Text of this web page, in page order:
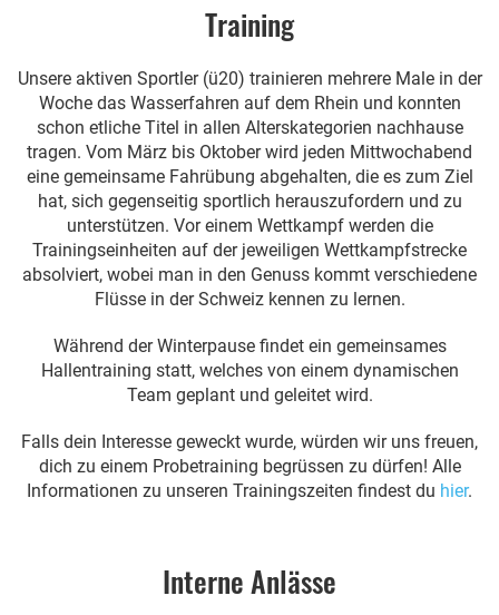
Training
Unsere aktiven Sportler (ü20) trainieren mehrere Male in der
Woche das Wasserfahren auf dem Rhein und konnten
schon etliche Titel in allen Alterskategorien nachhause
tragen. Vom März bis Oktober wird jeden Mittwochabend
eine gemeinsame Fahrübung abgehalten, die es zum Ziel
hat, sich gegenseitig sportlich herauszufordern und zu
unterstützen. Vor einem Wettkampf werden die
Trainingseinheiten auf der jeweiligen Wettkampfstrecke
absolviert, wobei man in den Genuss kommt verschiedene
Flüsse in der Schweiz kennen zu lernen.
Während der Winterpause findet ein gemeinsames
Hallentraining statt, welches von einem dynamischen
Team geplant und geleitet wird.
Falls dein Interesse geweckt wurde, würden wir uns freuen,
dich zu einem Probetraining begrüssen zu dürfen! Alle
Informationen zu unseren Trainingszeiten findest du hier.
Interne Anlässe